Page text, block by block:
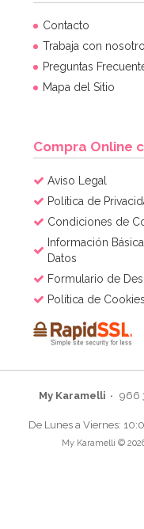
Juego de 6 bolas de
Molde Plástico
Contacto
Trabaja con
Preguntas
Mapa del Sitio
Compra Online
Aviso Legal
Política de
Condiciones de
Información
Datos
Formulario de
Política de Cookies
My Karamelli 966
De Lunes a Viernes:
My Karamelli ©